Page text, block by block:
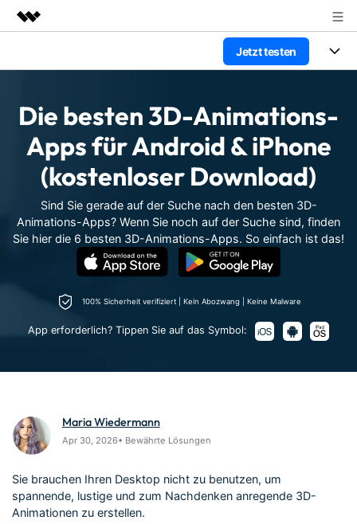
Dienstprogramme
Überblick
Lösungen
Presseraum
Jetzt testen
Plattformen
Funktionen
Assets
Video/Foto
Audio
Text
Lösungen
Video-Lösungen
Ressourcen
Video-Prompts
Über 100 heiße Video-
Prompts – schnell ähnliche
Videos erstellen
Meisterkurs
Beherrschen Sie
Videobearbeitungsfähigkeiten
erweitern Sie Ihre
Videobearbeitungs-
Fähigkeiten mit Filmora
können
Creator
Hilfe-Center
Kunden-Geschichten
Erfahren Sie, wie unsere
Kunden Erfolg haben
Affiliate-Programm
Schalten Sie Partnerschaften
auf Unternehmensebene frei
Anmelden
Die besten 3D-Animations-
Apps für Android & iPhone
(kostenloser Download)
Sind Sie gerade auf der Suche nach den besten 3D-
Animations-Apps? Wenn Sie noch auf der Suche sind, finden
Sie hier die 6 besten 3D-Animations-Apps. So einfach ist das!
100% Sicherheit verifiziert | Kein Abozwang | Keine Malware
App erforderlich? Tippen Sie auf das Symbol:
Maria Wiedermann
Apr 30, 2026• Bewährte Lösungen
Sie brauchen Ihren Desktop nicht zu benutzen, um
spannende, lustige und zum Nachdenken anregende 3D-
Animationen zu erstellen.